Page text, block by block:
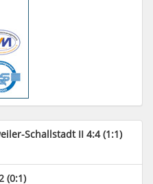
Schallstadt II 4:4 (1:1)
(0:1)